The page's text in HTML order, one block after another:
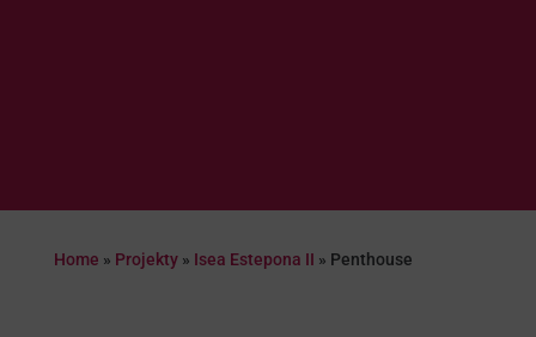
Home » Projekty» Isea Estepona II » Penthouse